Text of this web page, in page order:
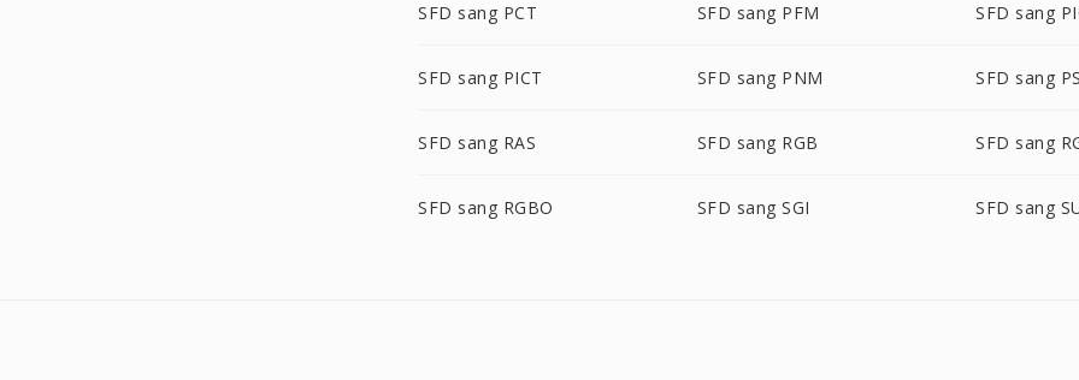
SFD sang PCT SFD sang PFM SFD sang
SFD sang PICT SFD sang PNM SFD sang
SFD sang RAS SFD sang RGB SFD sang
SFD sang RGBO SFD sang SGI SFD sang